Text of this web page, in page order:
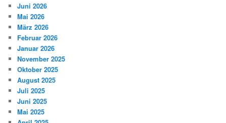
Juni 2026
Mai 2026
März 2026
Februar 2026
Januar 2026
November 2025
Oktober 2025
August 2025
Juli 2025
Juni 2025
Mai 2025